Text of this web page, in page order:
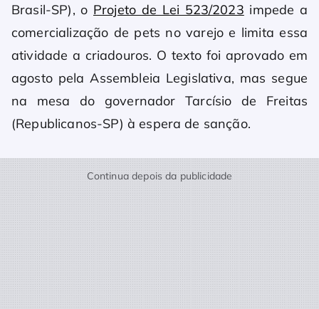
Brasil-SP), o Projeto de Lei 523/2023 impede a
comercialização de pets no varejo e limita essa
atividade a criadouros. O texto foi aprovado em
agosto pela Assembleia Legislativa, mas segue
na mesa do governador Tarcísio de Freitas
(Republicanos-SP) à espera de sanção.
Continua depois da publicidade